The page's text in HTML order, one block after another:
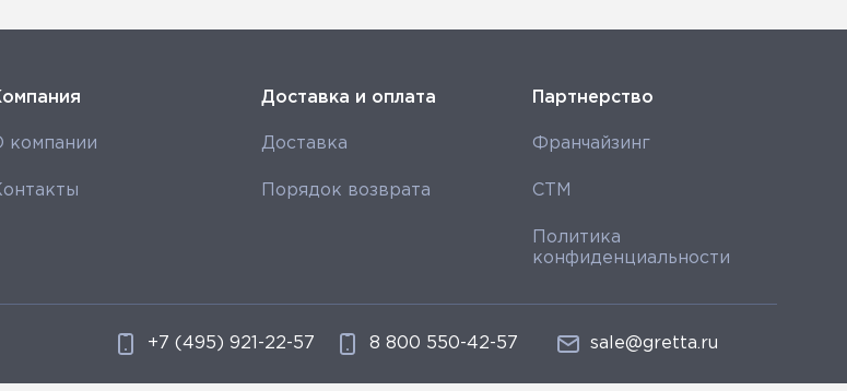
компании
Доставка и оплата
Доставка
Порядок возврата
Партнерство
Франчайзинг
СТМ
Политика
конфиденциальности
+7 (495) 921-22-57 8 800 550-42-57 sale@gretta.ru